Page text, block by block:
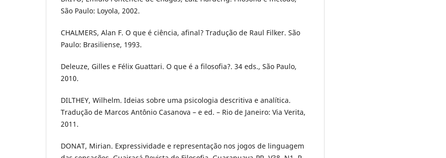
São Paulo: Loyola, 2002.
CHALMERS, Alan F. O que é ciência, afinal? Tradução de Raul Filker. São
Paulo: Brasiliense, 1993.
Deleuze, Gilles e Félix Guattari. O que é a filosofia?. 34 eds., São Paulo,
2010.
DILTHEY, Wilhelm. Ideias sobre uma psicologia descritiva e analítica.
Tradução de Marcos Antônio Casanova – e ed. – Rio de Janeiro: Via Verita,
2011.
DONAT, Mirian. Expressividade e representação nos jogos de linguagem